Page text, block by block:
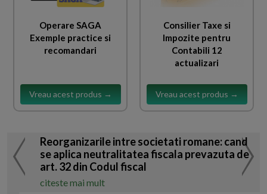
Operare SAGA
Exemple practice si
recomandari
Vreau acest produs →
Consilier Taxe si
Impozite pentru
Contabili 12
actualizari
Vreau acest produs →
Reorganizarile intre societati romane: cand
se aplica neutralitatea fiscala prevazuta de
art. 32 din Codul fiscal
citeste mai mult